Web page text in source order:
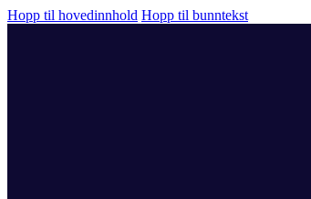
Hopp til hovedinnhold Hopp til bunntekst